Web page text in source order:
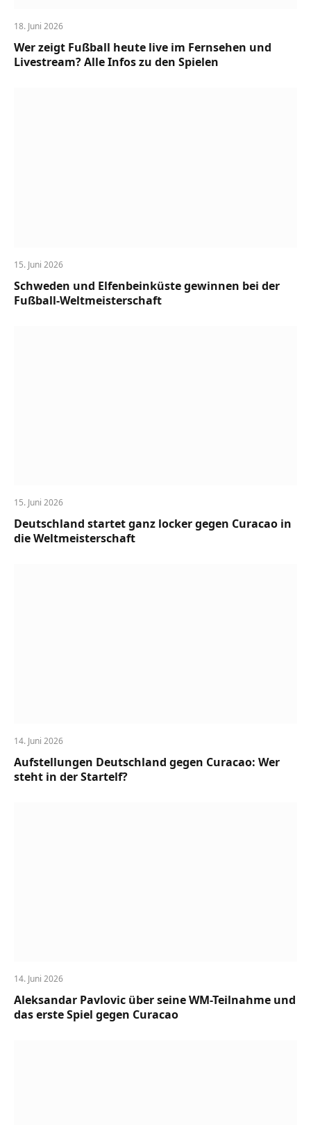
18. Juni 2026
Wer zeigt Fußball heute live im Fernsehen und
Livestream? Alle Infos zu den Spielen
15. Juni 2026
Schweden und Elfenbeinküste gewinnen bei der
Fußball-Weltmeisterschaft
15. Juni 2026
Deutschland startet ganz locker gegen Curacao in
die Weltmeisterschaft
14. Juni 2026
Aufstellungen Deutschland gegen Curacao: Wer
steht in der Startelf?
14. Juni 2026
Aleksandar Pavlovic über seine WM-Teilnahme und
das erste Spiel gegen Curacao